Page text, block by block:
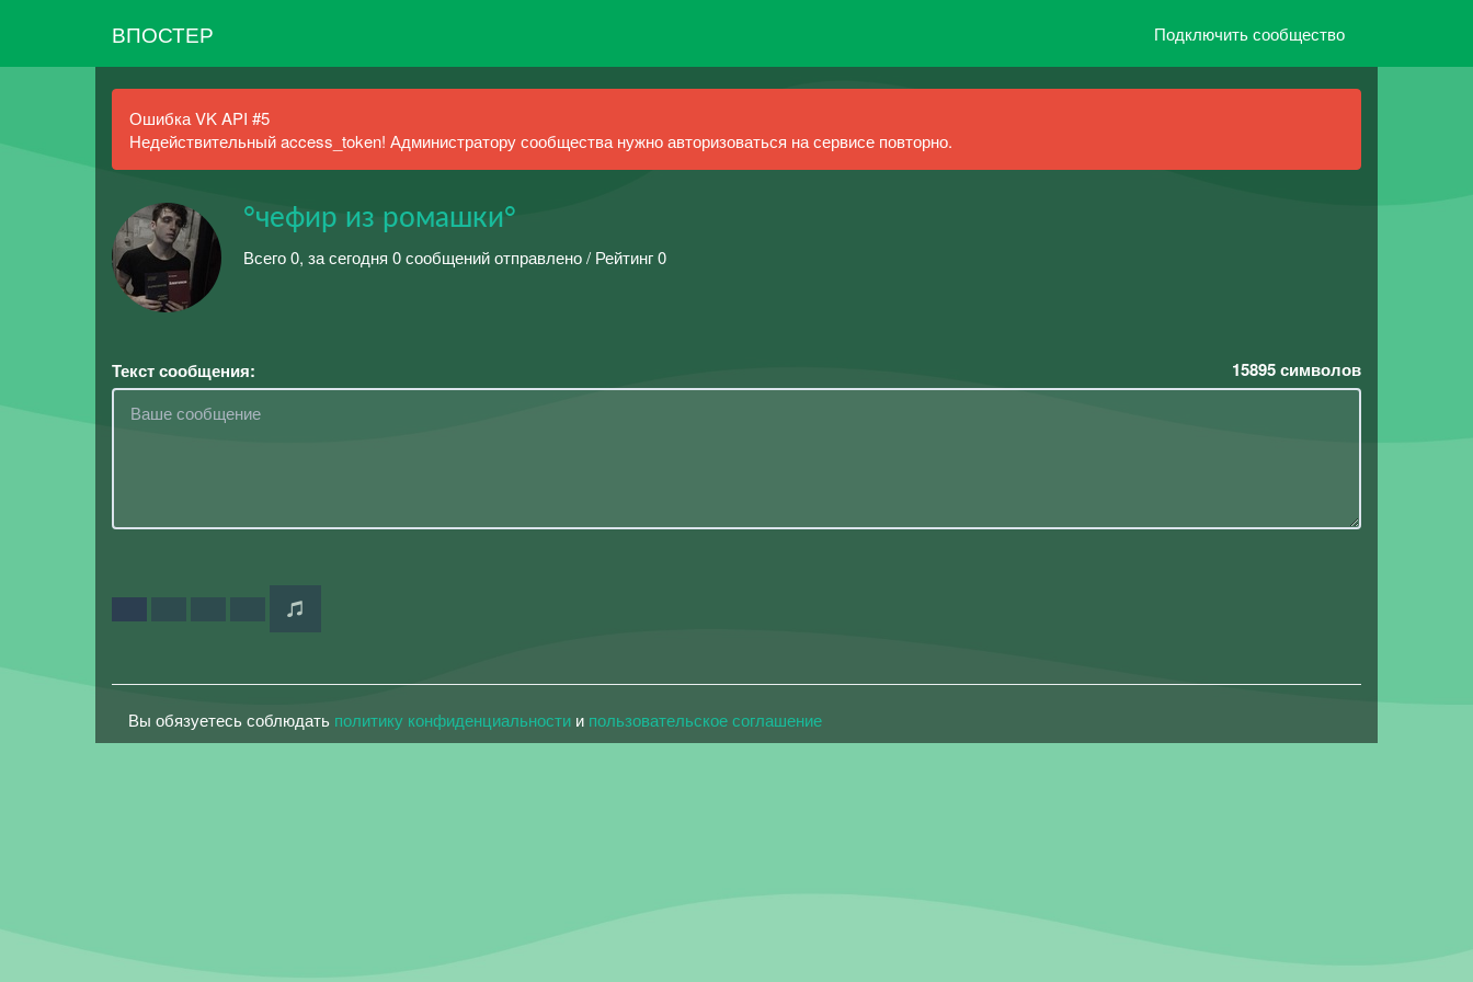
ВПОСТЕР Подключить сообщество
Ошибка VK API #5
Недействительный access_token! Администратору сообщества нужно авторизоваться на сервисе повторно.
°чефир из ромашки°
Всего 0, за сегодня 0 сообщений отправлено / Рейтинг 0
Текст сообщения: 15895символов
Вы обязуетесь соблюдать политику конфиденциальности и пользовательское соглашение